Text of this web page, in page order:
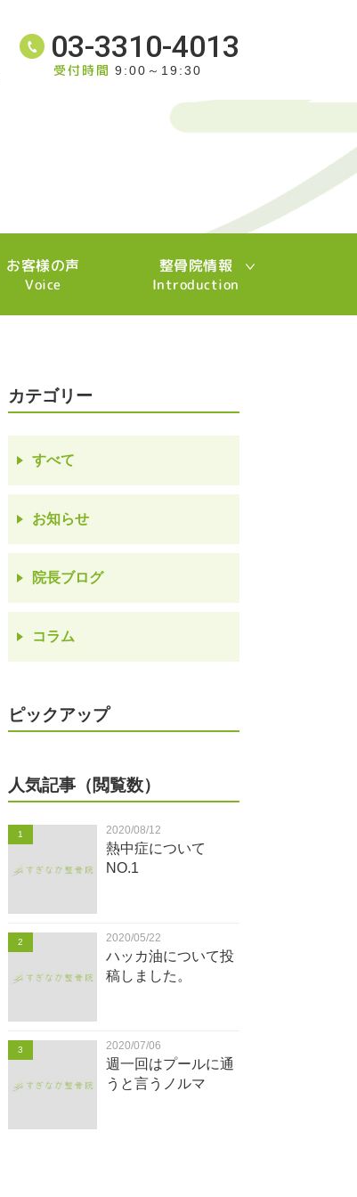
03-3310-4013
受付時間 9:00～19:30
お客様の声
Voice
整骨院情報
Introduction
カテゴリー
すべて
お知らせ
院長ブログ
コラム
ピックアップ
人気記事（閲覧数）
1 2020/08/12
熱中症について
NO.1
2 2020/05/22
ハッカ油について投
稿しました。
3 2020/07/06
週一回はプールに通
うと言うノルマ